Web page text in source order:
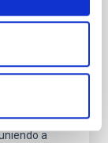
(MAS)
en la
de
se
a